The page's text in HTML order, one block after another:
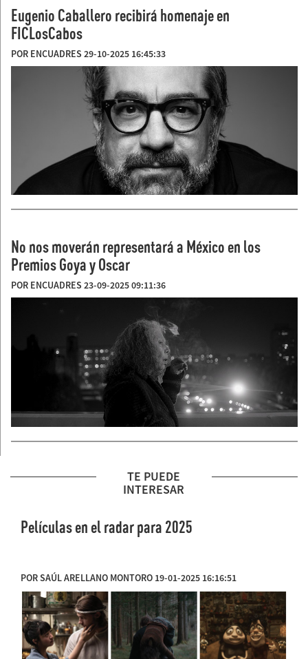
Eugenio Caballero recibirá homenaje en
FICLosCabos
POR ENCUADRES 29-10-2025 16:45:33
No nos moverán representará a México en los
Premios Goya y Oscar
POR ENCUADRES 23-09-2025 09:11:36
TE PUEDE
INTERESAR
Películas en el radar para 2025
POR SAÚL ARELLANO MONTORO 19-01-2025 16:16:51